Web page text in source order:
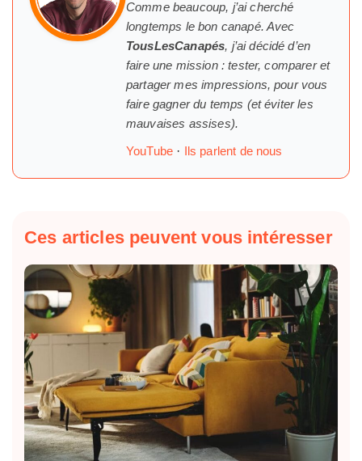
Comme beaucoup, j’ai cherché
longtemps lebon canapé. Avec
TousLesCanapés, j’ai décidé d’en
faire une mission : tester, comparer et
partager mes impressions, pour vous
faire gagner du temps (et éviter les
mauvaises assises).
YouTube · Ils parlent de nous
Ces articles peuvent vous intéresser